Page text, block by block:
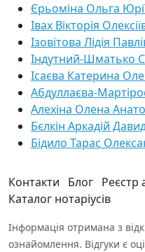
Єрьоміна Ольга
Івах Вікторія
Ізовітова Лідія
Індутний-Шматько
Ісаєва Катерина
Абдуллаєва-
Алехіна Олена
Бєлкін Аркадій
Бідило Тарас
Контакти Блог Реєстр
Каталог нотаріусів
Інформація отримана з
ознайомлення. Відгуки є